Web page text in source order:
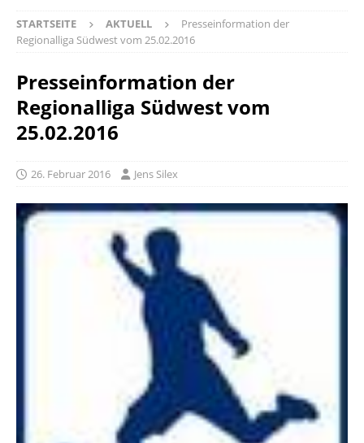
STARTSEITE AKTUELL
Presseinformation der
Regionalliga Südwest vom 25.02.2016
Presseinformation der
Regionalliga Südwest vom
25.02.2016
26. Februar 2016 Jens Silex